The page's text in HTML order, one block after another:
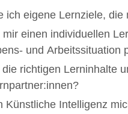
ich eigene Lernziele, die
einen individuellen
und Arbeitssituation
richtigen Lerninhalte
Künstliche Intelligenz